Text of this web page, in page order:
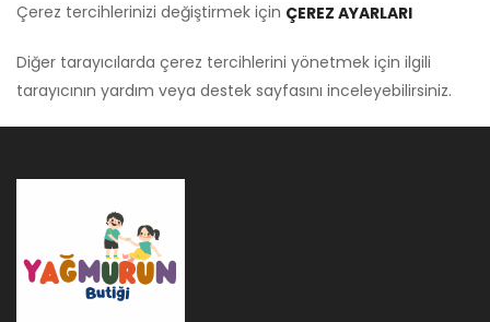
Çerez tercihlerinizi değiştirmek için ÇEREZ AYARLARI
Diğer tarayıcılarda çerez tercihlerini yönetmek için ilgili
tarayıcının yardım veya destek sayfasını inceleyebilirsiniz.